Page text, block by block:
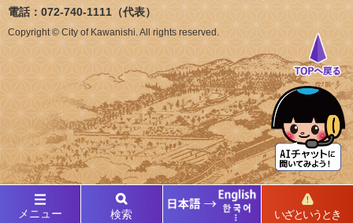
メニュー 検索 いざというとき
電話：072-740-1111（代表）
Copyright © City of Kawanishi. All rights reserved.